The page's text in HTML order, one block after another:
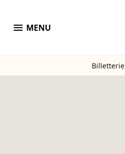
menu MENU
Billetterie